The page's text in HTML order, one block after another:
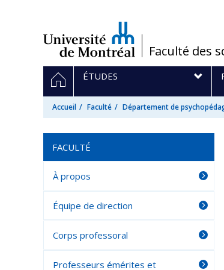
/Faculté des
Navigation
principale
ACCUEIL
ÉTUDES
Accueil Faculté Département de
FACULTÉ
À propos
Équipe de direction
Corps professoral
Professeurs émérites et